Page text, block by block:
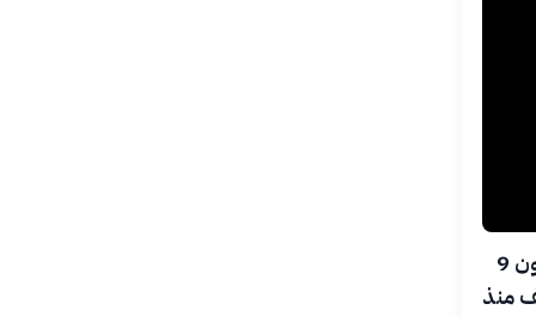
في صباح 5 أغسطس 2026، ارتطم الجزء العلوي المستهلك من صاروخ فالكون 9
منذ